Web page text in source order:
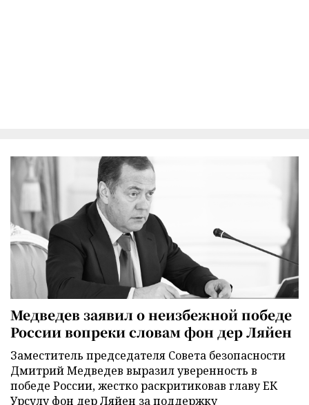
Медведев заявил о неизбежной победе
России вопреки словам фон дер Ляйен
Заместитель председателя Совета безопасности
Дмитрий Медведев выразил уверенность в
победе России, жестко раскритиковав главу ЕК
Урсулу фон дер Ляйен за поддержку